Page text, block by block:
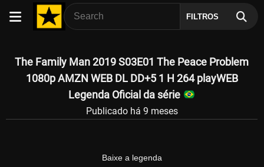
FILTROS
The Family Man 2019 S03E01 The Peace Problem
1080p AMZN WEB DL DD+5 1 H 264 playWEB
Legenda Oficial da série
Publicado há 9 meses
Baixe a legenda